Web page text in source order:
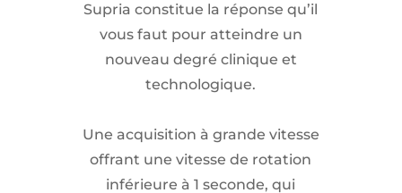
Supria constitue la réponse qu’il
vous faut pour atteindre un
nouveau degré clinique et
technologique.
Une acquisition à grande vitesse
offrant une vitesse de rotation
inférieure à 1 seconde, qui